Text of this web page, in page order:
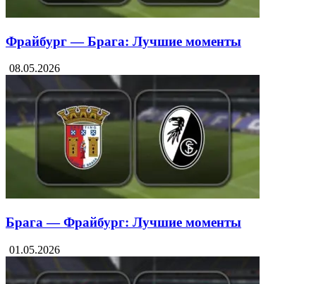
Фрайбург — Брага: Лучшие моменты
08.05.2026
Брага — Фрайбург: Лучшие моменты
01.05.2026